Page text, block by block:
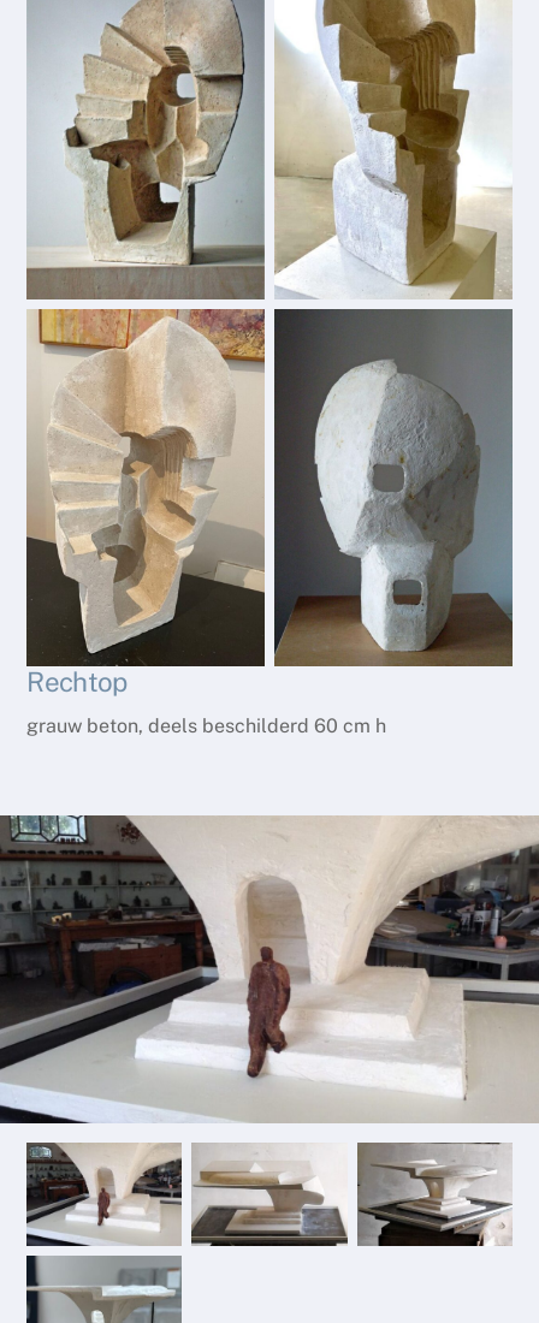
Rechtop
grauw beton, deels beschilderd 60 cm h